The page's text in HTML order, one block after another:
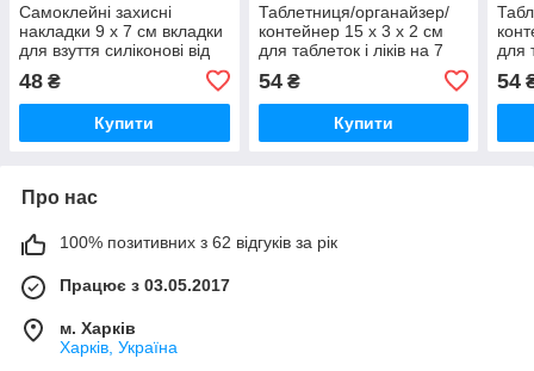
Самоклейні захисні
накладки 9 x 7 см вкладки
для взуття силіконові від
натирання 1 пара прозорі
48 ₴
Купити
Таблетниця/органайзер/
контейнер 15 х 3 х 2 см
для таблеток і ліків на 7
54₴
Купити
для
54
Про нас
100% позитивних з 62 відгуків за рік
Працює з 03.05.2017
м. Харків
Харків, Україна